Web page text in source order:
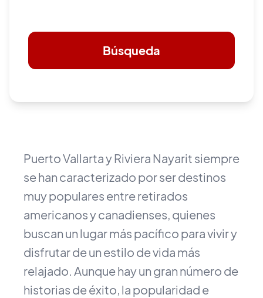
Búsqueda
Puerto Vallarta y Riviera Nayarit siempre
se han caracterizado por ser destinos
muy populares entre retirados
americanos y canadienses, quienes
buscan un lugar más pacífico para vivir y
disfrutar de un estilo de vida más
relajado. Aunque hay un gran número de
historias de éxito, la popularidad e